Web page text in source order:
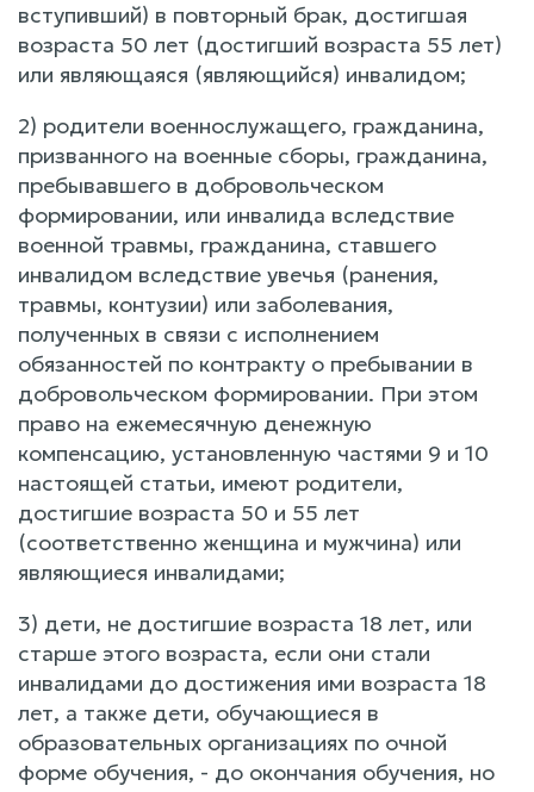
вступивший) в повторный брак, достигшая
возраста 50 лет (достигший возраста 55 лет)
или являющаяся (являющийся) инвалидом;
2) родители военнослужащего, гражданина,
призванного на военные сборы, гражданина,
пребывавшего в добровольческом
формировании, или инвалида вследствие
военной травмы, гражданина, ставшего
инвалидом вследствие увечья (ранения,
травмы, контузии) или заболевания,
полученных в связи с исполнением
обязанностей по контракту о пребывании в
добровольческом формировании. При этом
право на ежемесячную денежную
компенсацию, установленную частями 9 и 10
настоящей статьи, имеют родители,
достигшие возраста 50 и 55 лет
(соответственно женщина и мужчина) или
являющиеся инвалидами;
3) дети, не достигшие возраста 18 лет, или
старше этого возраста, если они стали
инвалидами до достижения ими возраста 18
лет, а также дети, обучающиеся в
образовательных организациях по очной
форме обучения, - до окончания обучения, но